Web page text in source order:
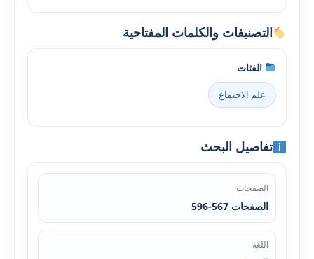
التصنيفات والكلمات المفتاحية
الفئات
علم الاجتماع
تفاصيل البحث
الصفحات
الصفحات 567-596
اللغة